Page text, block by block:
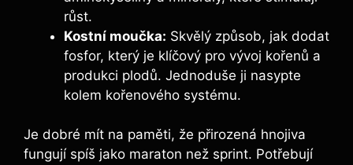
růst.
Kostní moučka: Skvělý způsob, jak dodat
fosfor, který je klíčový pro vývoj kořenů a
produkci plodů.⁣ Jednoduše ji nasypte
kolem kořenového systému.
Je dobré mít na paměti, že přirozená hnojiva
fungují spíš jako maraton⁣ než‌ sprint. Potřebují